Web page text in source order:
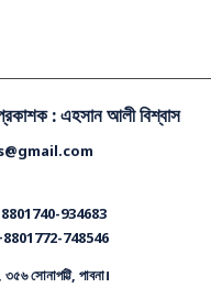
: এহসান আলী বিশ্বাস
+8801740-934683
+8801772-748546
সোনাপট্টি, পাবনা।